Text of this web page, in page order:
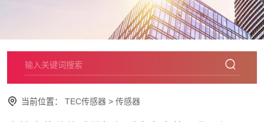
当前位置： TEC传感器 > 传感器